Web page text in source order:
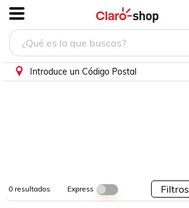
Introduce un Código Postal
0resultados Express Filtros
PorCategorías
PorMarcas
PorDescuento